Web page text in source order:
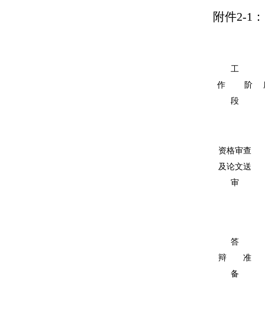
附件2-1
工
作
阶
段
资格审查
及论文送
审
答
辩
准
备